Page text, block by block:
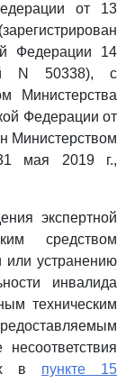
от 13
Федерации 14
N 50338), с
Министерства
Федерации от
Министерством
мая 2019 г.,
экспертной
средством
или устранению
инвалида
техническим
в пункте 15